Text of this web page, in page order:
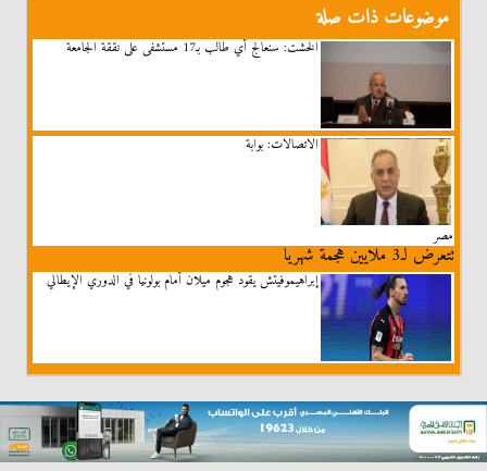
موضوعات ذات صلة
الخشت: سنعالج أي طالب بـ17 مستشفى على نققة الجامعة
الاتصالات: بوابة
مصر
تتعرض لـ3 ملايين هجمة شهريا
إبراهيموفيتش يقود هجوم ميلان أمام بولونيا في الدوري الإيطالي